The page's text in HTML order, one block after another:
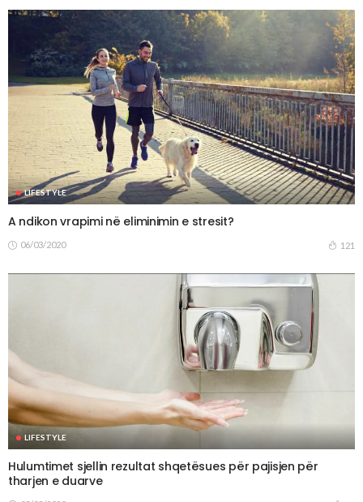
LIFESTYLE
A ndikon vrapimi në eliminimin e stresit?
06/03/2020 121
LIFESTYLE
Hulumtimet sjellin rezultat shqetësues për pajisjen për
tharjen e duarve